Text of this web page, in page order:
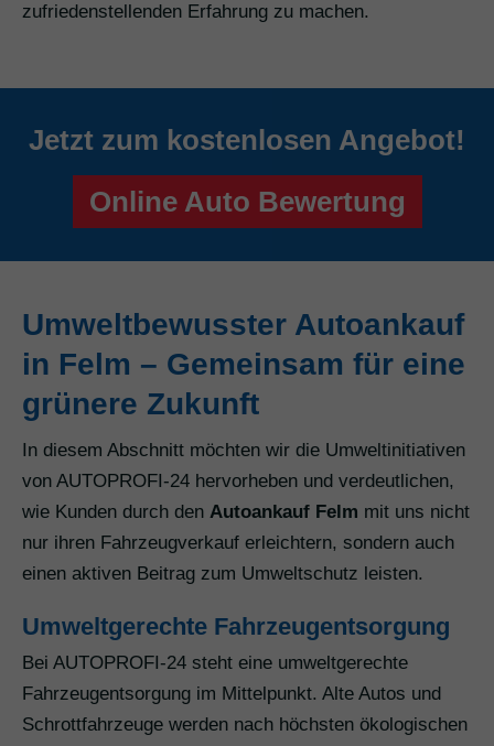
zufriedenstellenden Erfahrung zu machen.
Jetzt zum kostenlosen Angebot!
Online Auto Bewertung
Umweltbewusster Autoankauf
in Felm – Gemeinsam für eine
grünere Zukunft
In diesem Abschnitt möchten wir die Umweltinitiativen
von AUTOPROFI-24 hervorheben und verdeutlichen,
wie Kunden durch den Autoankauf Felm mit uns nicht
nur ihren Fahrzeugverkauf erleichtern, sondern auch
einen aktiven Beitrag zum Umweltschutz leisten.
Umweltgerechte Fahrzeugentsorgung
Bei AUTOPROFI-24 steht eine umweltgerechte
Fahrzeugentsorgung im Mittelpunkt. Alte Autos und
Schrottfahrzeuge werden nach höchsten ökologischen